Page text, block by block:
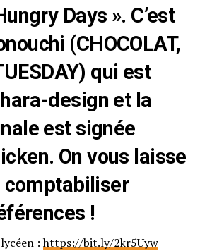
Days ». C’est
(CHOCOLAT,
qui est
design et la
est signée
On vous laisse
comptabiliser
!
:https://bit.ly/2kr5Uyw